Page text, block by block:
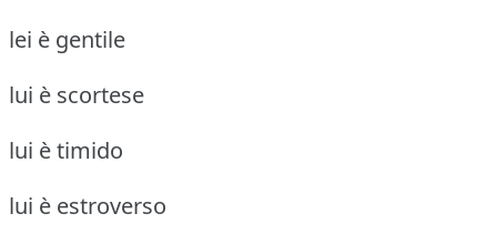
lei è gentile
lui è scortese
lui è timido
lui è estroverso